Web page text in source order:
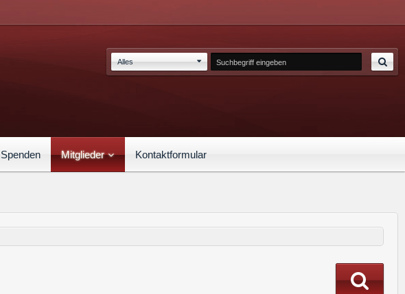
Spenden Mitglieder Kontaktformular
Alles